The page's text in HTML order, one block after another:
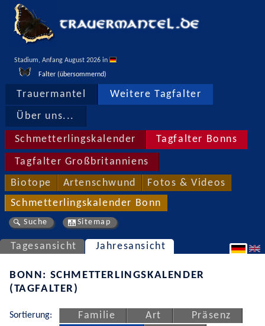
Stadium, Anfang August 2026 in
Falter (übersommernd)
Trauermantel Weitere Tagfalter
Über uns...
Schmetterlingskalender Tagfalter Bonns
Tagfalter Großbritanniens
Biotope Artenschwund Fotos & Videos
Schmetterlingskalender Bonn
Suche Sitemap
Tagesansicht Jahresansicht
BONN: SCHMETTERLINGSKALENDER
(TAGFALTER)
Sortierung: Familie Art
Präsenz